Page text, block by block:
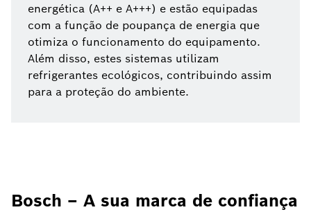
energética (A++ e A+++) e estão equipadas
com a função de poupança de energia que
otimiza o funcionamento do equipamento.
Além disso, estes sistemas utilizam
refrigerantes ecológicos, contribuindo assim
para a proteção do ambiente.
Bosch – A sua marca de confiança